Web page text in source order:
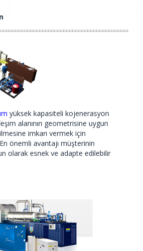
yüksek kapasiteli kojenerasyon
alanının geometrisine uygun
imkan vermek için
önemli avantajı müşterinin
olarak esnek ve adapte edilebilir